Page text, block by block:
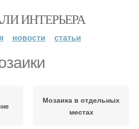
ИНТЕРЬЕРА
новости статьи
Мозаика в отдельных
местах